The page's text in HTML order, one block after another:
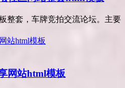
整套，车牌竞拍交流论坛。主要
网站html模板